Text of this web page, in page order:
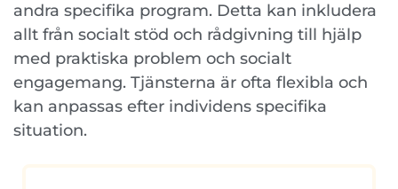
andra specifika program. Detta kan inkludera
allt från socialt stöd och rådgivning till hjälp
med praktiska problem och socialt
engagemang. Tjänsterna är ofta flexibla och
kan anpassas efter individens specifika
situation.